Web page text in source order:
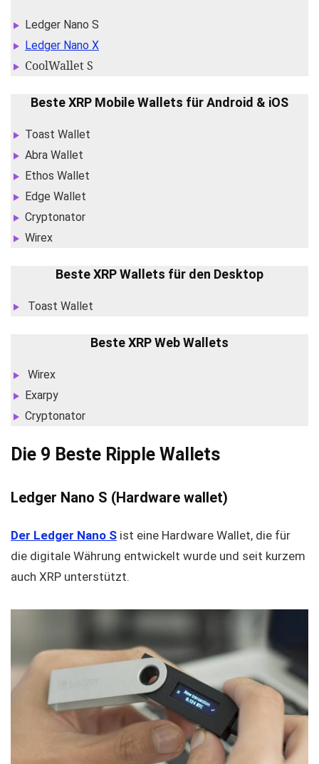
Ledger Nano S
Ledger Nano X
CoolWallet S
Beste XRP Mobile Wallets für Android & iOS
Toast Wallet
Abra Wallet
Ethos Wallet
Edge Wallet
Cryptonator
Wirex
Beste XRP Wallets für den Desktop
Toast Wallet
Beste XRP Web Wallets
Wirex
Exarpy
Cryptonator
Die 9 Beste Ripple Wallets
Ledger Nano S (Hardware wallet)
Der Ledger Nano S ist eine Hardware Wallet, die für
die digitale Währung entwickelt wurde und seit kurzem
auch XRP unterstützt.